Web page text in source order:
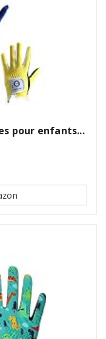
pour enfants...